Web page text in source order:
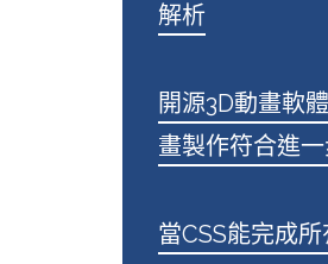
解析
開源3D動畫軟
畫製作符合進
當CSS能完成